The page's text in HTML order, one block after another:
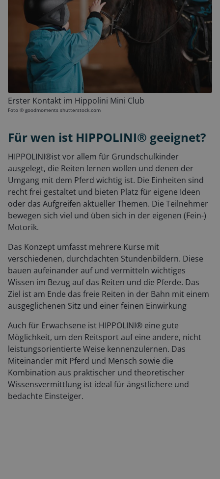
Erster Kontakt im Hippolini Mini Club
Foto © goodmoments shutterstock.com
Für wen ist HIPPOLINI® geeignet?
HIPPOLINI®ist vor allem für Grundschulkinder
ausgelegt, die Reiten lernen wollen und denen der
Umgang mit dem Pferd wichtig ist. Die Einheiten sind
recht frei gestaltet und bieten Platz für eigene Ideen
oder das Aufgreifen aktueller Themen. Die Teilnehmer
bewegen sich viel und üben sich in der eigenen (Fein-)
Motorik.
Das Konzept umfasst mehrere Kurse mit
verschiedenen, durchdachten Stundenbildern. Diese
bauen aufeinander auf und vermitteln wichtiges
Wissen im Bezug auf das Reiten und die Pferde. Das
Ziel ist am Ende das freie Reiten in der Bahn mit einem
ausgeglichenen Sitz und einer feinen Einwirkung
Auch für Erwachsene ist HIPPOLINI® eine gute
Möglichkeit, um den Reitsport auf eine andere, nicht
leistungsorientierte Weise kennenzulernen. Das
Miteinander mit Pferd und Mensch sowie die
Kombination aus praktischer und theoretischer
Wissensvermittlung ist ideal für ängstlichere und
bedachte Einsteiger.